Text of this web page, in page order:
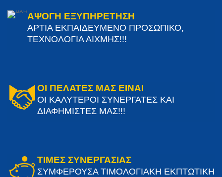
ΑΨΟΓΗ ΕΞΥΠΗΡΕΤΗΣΗ
ΑΡΤΙΑ ΕΚΠΑΙΔΕΥΜΕΝΟ ΠΡΟΣΩΠΙΚΟ,
ΤΕΧΝΟΛΟΓΙΑ ΑΙΧΜΗΣ!!!
ΟΙ ΠΕΛΑΤΕΣ ΜΑΣ ΕΙΝΑΙ
ΟΙ ΚΑΛΥΤΕΡΟΙ ΣΥΝΕΡΓΑΤΕΣ ΚΑΙ
ΔΙΑΦΗΜΙΣΤΕΣ ΜΑΣ!!!
ΤΙΜΕΣ ΣΥΝΕΡΓΑΣΙΑΣ
ΣΥΜΦΕΡΟΥΣΑ ΤΙΜΟΛΟΓΙΑΚΗ ΕΚΠΤΩΤΙΚΗ